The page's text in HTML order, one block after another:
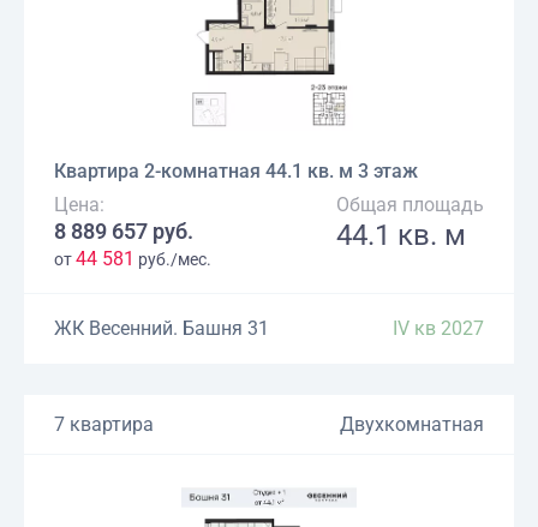
Квартира 2-комнатная 44.1 кв. м 3 этаж
Цена:
8 889 657 руб.
от44 581 руб./мес.
Общая площадь
44.1 кв. м
ЖК Весенний. Башня 31 IV кв 2027
7 квартира Двухкомнатная